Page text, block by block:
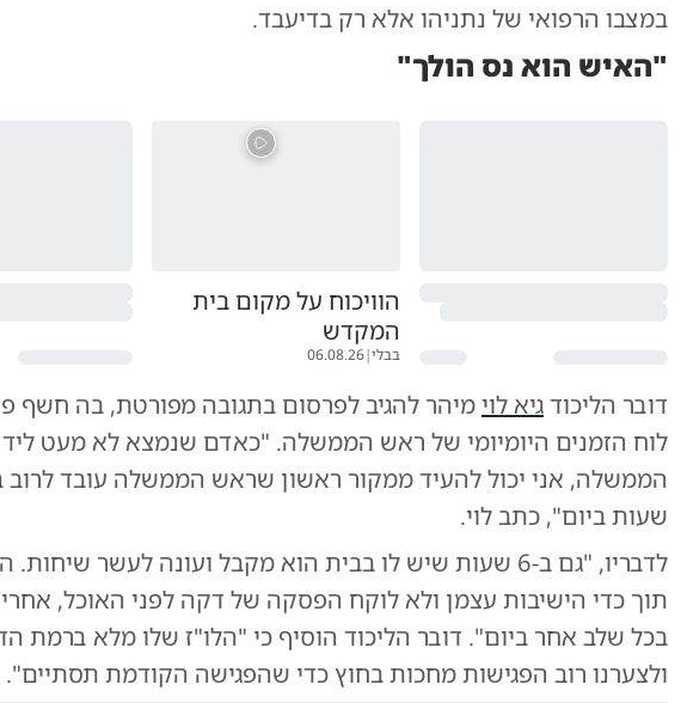
במצבו הרפואי של נתניהו אלא רק בדיעבד.
"האיש הוא נס הולך"
הוויכוח על מקום בית
המקדש
בבלי|
06.08.26
דובר הליכודגיא לוי מיהר להגיב לפרסום בתגובה מפורטת, בה חשף
לוח הזמנים היומיומי של ראש הממשלה. "כאדם שנמצא לא מעט
שעות ביום", כתב לוי.
לדבריו, "גם ב-6 שעות שיש לו בבית הוא מקבל ועונה לעשר
תוך כדי הישיבות עצמן ולא לוקח הפסקה של דקה לפני האוכל,
בכל שלב אחר ביום". דובר הליכוד הוסיף כי "הלו"ז שלו מלא ברמת
ולצערנו רוב הפגישות מחכות בחוץ כדי שהפגישה הקודמת תסתיים".